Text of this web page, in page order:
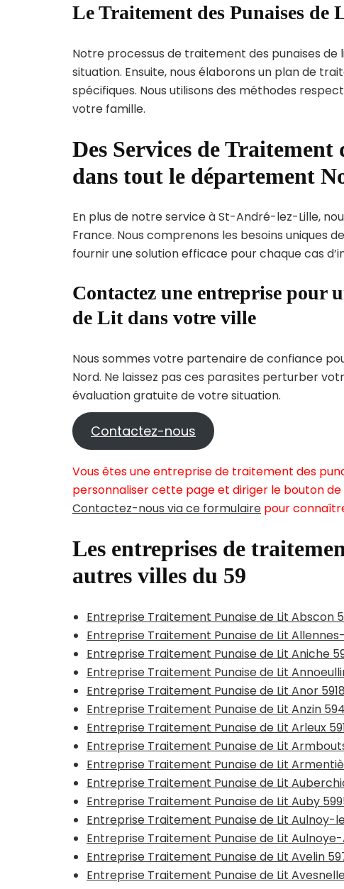
Le Traitement des Punaises
Notre processus de traitement des punaises
situation. Ensuite, nous élaborons un plan de
spécifiques. Nous utilisons des méthodes
votre famille.
Des Services de
dans tout le département
En plus de notre service à St-André-lez-Lille,
France. Nous comprenons les besoins uniques
fournir une solution efficace pour chaque cas
Contactez une entreprise pour
de Lit dans votre ville
Nous sommes votre partenaire de confiance
Nord. Ne laissez pas ces parasites perturber
évaluation gratuite de votre situation.
Contactez-nous
Vous êtes une entreprise de traitement des
personnaliser cette page et diriger le bouton
Contactez-nous via ce formulaire pour
Les entreprises de
autres villes du 59
Entreprise Traitement Punaise de Lit Abscon
Entreprise Traitement Punaise de Lit
Entreprise Traitement Punaise de Lit Aniche
Entreprise Traitement Punaise de Lit
Entreprise Traitement Punaise de Lit Anor
Entreprise Traitement Punaise de Lit Anzin
Entreprise Traitement Punaise de Lit Arleux
Entreprise Traitement Punaise de Lit
Entreprise Traitement Punaise de Lit
Entreprise Traitement Punaise de Lit
Entreprise Traitement Punaise de Lit Auby
Entreprise Traitement Punaise de Lit Aulnoy-
Entreprise Traitement Punaise de Lit
Entreprise Traitement Punaise de Lit Avelin
Entreprise Traitement Punaise de Lit